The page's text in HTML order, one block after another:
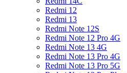
Redmi 12
Redmi 13
Redmi Note 12S
Redmi Note 12 Pro 4G
Redmi Note 13 4G
Redmi Note 13 Pro 4G
Redmi Note 13 Pro 5G